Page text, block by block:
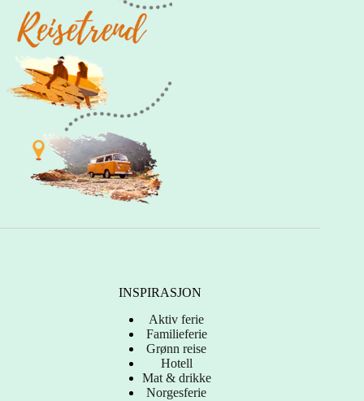
INSPIRASJON
Aktiv ferie
Familieferie
Grønn reise
Hotell
Mat & drikke
Norgesferie